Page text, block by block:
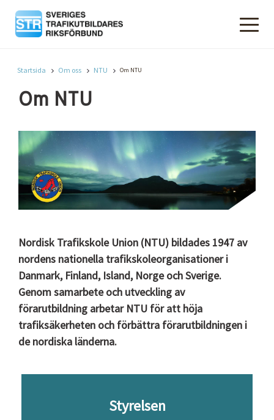
Startsida Om oss NTU Om NTU
Om NTU
Nordisk Trafikskole Union (NTU) bildades 1947 av
nordens nationella trafikskoleorganisationer i
Danmark, Finland, Island, Norge och Sverige.
Genom samarbete och utveckling av
förarutbildning arbetar NTU för att höja
trafiksäkerheten och förbättra förarutbildningen i
de nordiska länderna.
Styrelsen